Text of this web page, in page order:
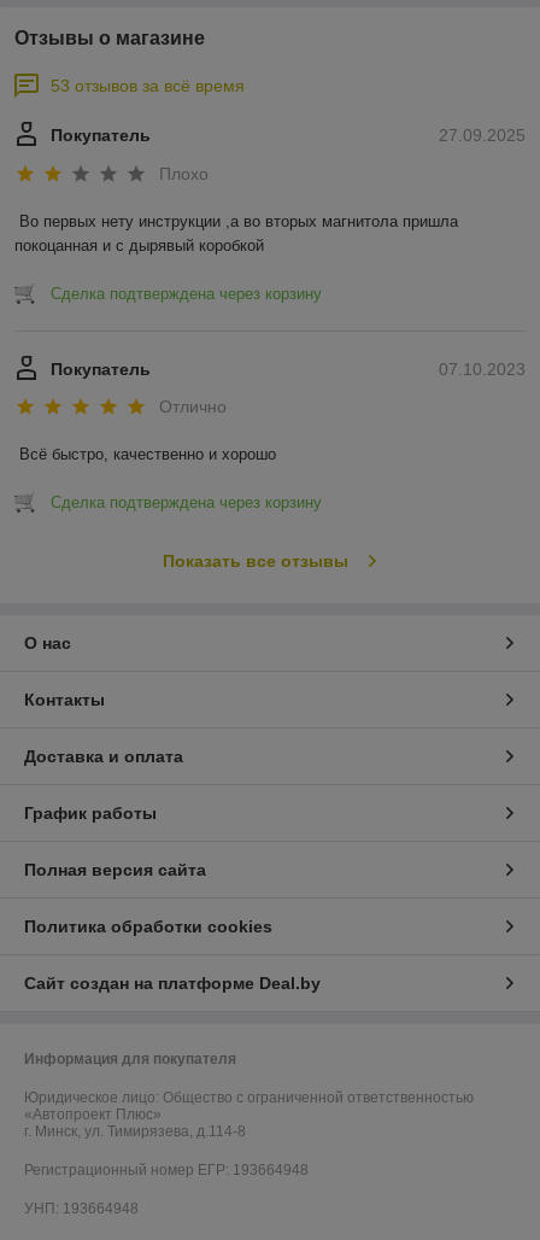
Отзывы о магазине
53 отзывов за всё время
27.09.2025
Покупатель
Плохо
Во первых нету инструкции ,а во вторых магнитола пришла
покоцанная и с дырявый коробкой
Сделка подтверждена через корзину
07.10.2023
Покупатель
Отлично
Всё быстро, качественно и хорошо
Сделка подтверждена через корзину
Показать все отзывы
О нас
Контакты
Доставка и оплата
График работы
Полная версия сайта
Политика обработки cookies
Сайт создан на платформе Deal.by
Информация для покупателя
Юридическое лицо: Общество с ограниченной ответственностью
«Автопроект Плюс»
г. Минск, ул. Тимирязева, д.114-8
Регистрационный номер ЕГР: 193664948
УНП: 193664948